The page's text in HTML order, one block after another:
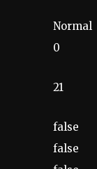
Normal
0
21
false
false